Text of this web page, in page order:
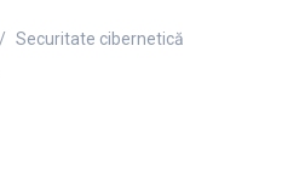
Securitate cibernetică